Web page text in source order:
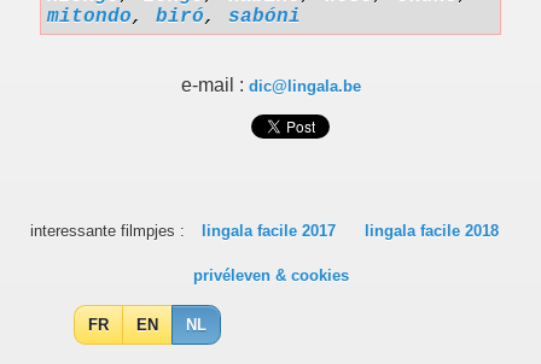
mitondo, biró, sabóni
e-mail : dic@lingala.be
interessante filmpjes : lingala facile 2017 lingala facile 2018
privéleven & cookies
FR EN NL